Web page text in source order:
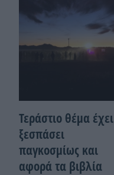
Τεράστιο θέμα έχει
ξεσπάσει
παγκοσμίως και
αφορά τα βιβλία